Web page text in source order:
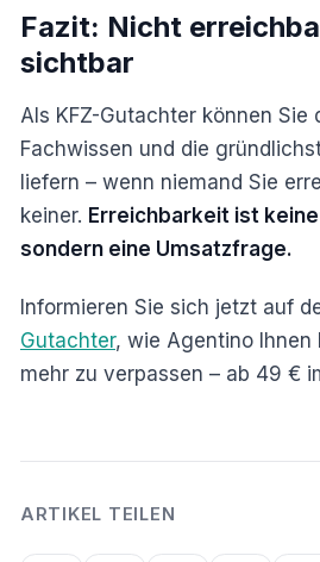
Fazit: Nicht
sichtbar
Als KFZ-Gutachter können Sie
Fachwissen und die
liefern – wenn niemand Sie
keiner. Erreichbarkeit ist
sondern eine Umsatzfrage.
Informieren Sie sich jetzt auf
Gutachter, wie Agentino
mehr zu verpassen – ab 49 €
ARTIKEL TEILEN